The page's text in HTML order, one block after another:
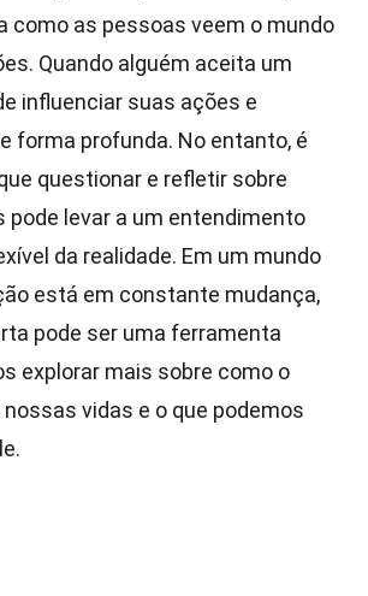
como as pessoas veem o mundo
Quando alguém aceita um
influenciar suas ações e
forma profunda. No entanto, é
questionar e refletir sobre
pode levar a um entendimento
da realidade. Em um mundo
está em constante mudança,
pode ser uma ferramenta
explorar mais sobre como o
vidas e o que podemos